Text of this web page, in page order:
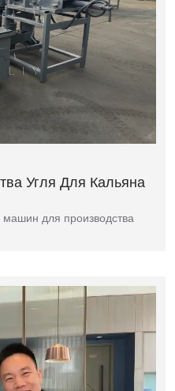
Угля Для Кальяна
для производства